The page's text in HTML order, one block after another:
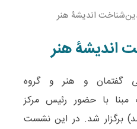
اندیشۀ هنر
اندیشۀ هنر
گفتمان و هنر و گروه
با حضور رئیس مرکز
برگزار شد. در این نشست